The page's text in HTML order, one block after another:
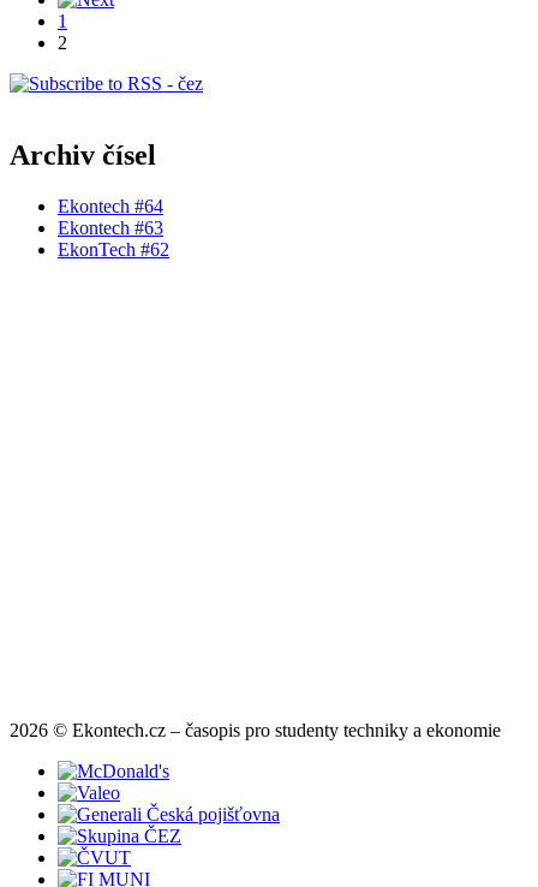
1
2
Archiv čísel
Ekontech #64
Ekontech #63
EkonTech #62
2026 © Ekontech.cz – časopis pro studenty techniky a ekonomie